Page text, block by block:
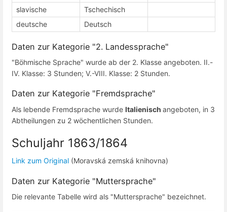
slavische
Tschechisch
deutsche
Deutsch
Daten zur Kategorie "2. Landessprache"
"Böhmische Sprache" wurde ab der 2. Klasse angeboten. II.-
IV. Klasse: 3 Stunden; V.-VIII. Klasse: 2 Stunden.
Daten zur Kategorie "Fremdsprache"
Als lebende Fremdsprache wurde Italienisch angeboten, in 3
Abtheilungen zu 2 wöchentlichen Stunden.
Schuljahr 1863/1864
Link zum Original (Moravská zemská knihovna)
Daten zur Kategorie "Muttersprache"
Die relevante Tabelle wird als "Muttersprache" bezeichnet.